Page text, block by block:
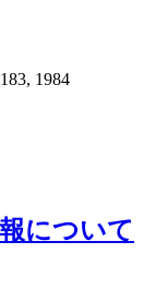
1984
について